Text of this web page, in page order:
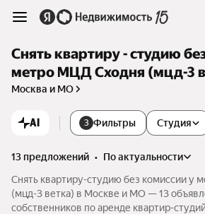
Снять квартиру - студию
метро МЦД Сходня (мцд-3
Москва и МО
AI 3 Фильтры Студия
13 предложений •
по актуальности
Снять квартиру-студию без комиссии у
(мцд-3 ветка) в Москве и МО — 13
собственников по аренде квартир-